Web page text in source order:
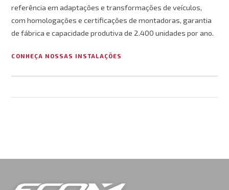
referência em adaptações e transformações de veículos,
com homologações e certificações de montadoras, garantia
de fábrica e capacidade produtiva de 2.400 unidades por ano.
CONHEÇA NOSSAS INSTALAÇÕES